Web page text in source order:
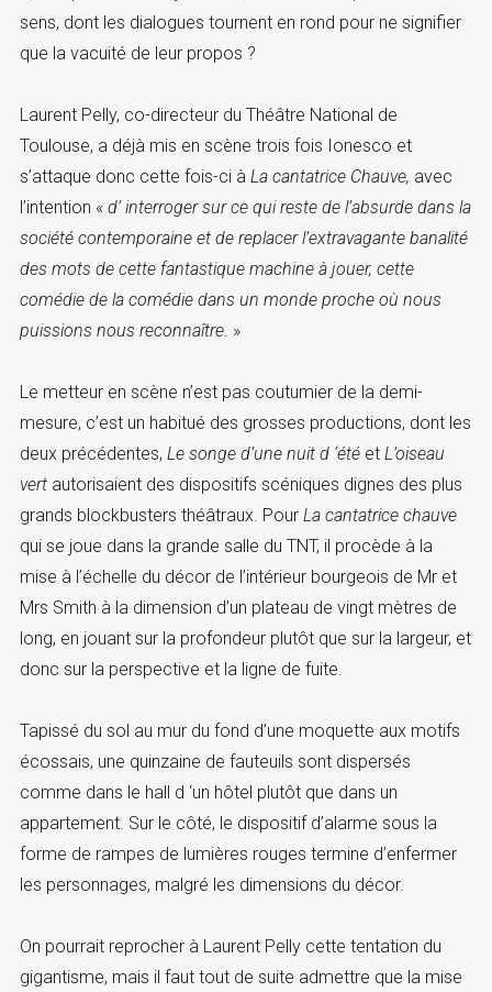
sens, dont les dialogues tournent en rond pour ne signifier
que la vacuité de leur propos ?
Laurent Pelly, co-directeur du Théâtre National de
Toulouse, a déjà mis en scène trois fois Ionesco et
s’attaque donc cette fois-ci à La cantatrice Chauve, avec
l’intention « d’ interroger sur ce qui reste de l’absurde dans la
société contemporaine et de replacer l’extravagante banalité
des mots de cette fantastique machine à jouer, cette
comédie de la comédie dans un monde proche où nous
puissions nous reconnaître. »
Le metteur en scène n’est pas coutumier de la demi-
mesure, c’est un habitué des grosses productions, dont les
deux précédentes, Le songe d’une nuit d ‘étéet L’oiseau
vertautorisaient des dispositifs scéniques dignes des plus
grands blockbusters théâtraux. Pour La cantatrice chauve
qui se joue dans la grande salle du TNT, il procède à la
mise à l’échelle du décor de l’intérieur bourgeois de Mr et
Mrs Smith à la dimension d’un plateau de vingt mètres de
long, en jouant sur la profondeur plutôt que sur la largeur, et
donc sur la perspective et la ligne de fuite.
Tapissé du sol au mur du fond d’une moquette aux motifs
écossais, une quinzaine de fauteuils sont dispersés
comme dans le hall d ‘un hôtel plutôt que dans un
appartement. Sur le côté, le dispositif d’alarme sous la
forme de rampes de lumières rouges termine d’enfermer
les personnages, malgré les dimensions du décor.
On pourrait reprocher à Laurent Pelly cette tentation du
gigantisme, mais il faut tout de suite admettre que la mise